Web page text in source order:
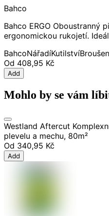
Bahco
Bahco ERGO Oboustranný
ergonomickou rukojetí.
BahcoNářadíKutilství
Od 408,95 Kč
Add
Mohlo by se vám
Westland Aftercut
plevelu a mechu, 80m²
Od 340,95 Kč
Add